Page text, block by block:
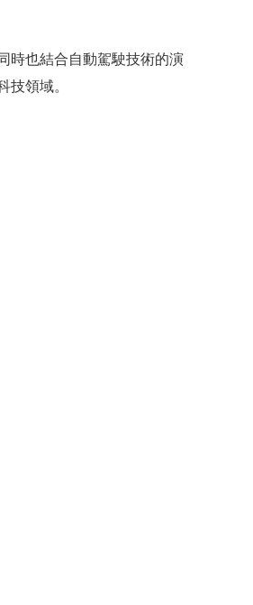
時也結合自動駕駛技術的演
領域。